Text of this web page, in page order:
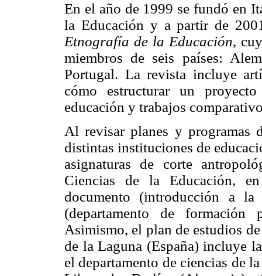
En el año de 1999 se fundó en
la Educación y a partir de
Etnografía de la Educación,
miembros de seis países:
Portugal. La revista incluye
cómo estructurar un
educación y trabajos
Al revisar planes y programas
distintas instituciones de
asignaturas de corte
Ciencias de la Educación,
documento (introducción a
(departamento de formación
Asimismo, el plan de estudios
de la Laguna (España) incluye
el departamento de ciencias de